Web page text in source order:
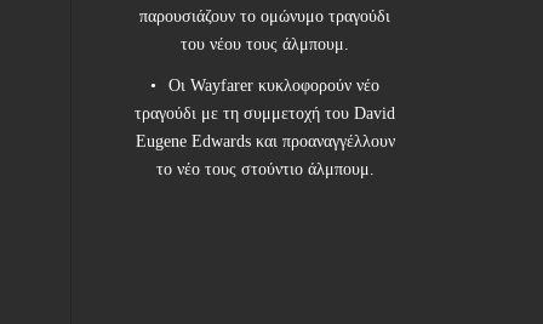
παρουσιάζουν το ομώνυμο τραγούδι
του νέου τους άλμπουμ.
Οι Wayfarer κυκλοφορούν νέο
τραγούδι με τη συμμετοχή του David
Eugene Edwards και προαναγγέλλουν
το νέο τους στούντιο άλμπουμ.